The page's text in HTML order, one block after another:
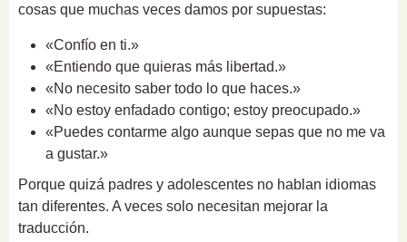
cosas que muchas veces damos por supuestas:
«Confío en ti.»
«Entiendo que quieras más libertad.»
«No necesito saber todo lo que haces.»
«No estoy enfadado contigo; estoy preocupado.»
«Puedes contarme algo aunque sepas que no me va
a gustar.»
Porque quizá padres y adolescentes no hablan idiomas
tan diferentes. A veces solo necesitan mejorar la
traducción.